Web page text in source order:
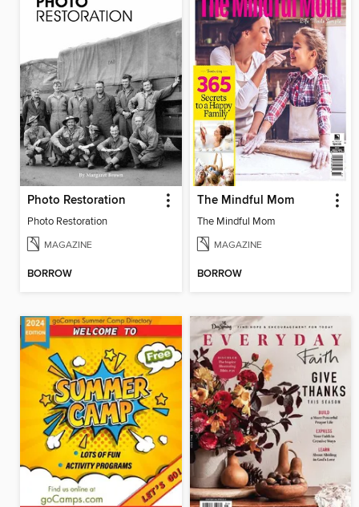
Photo Restoration
Photo Restoration
MAGAZINE
BORROW
The Mindful Mom
The Mindful Mom
MAGAZINE
BORROW